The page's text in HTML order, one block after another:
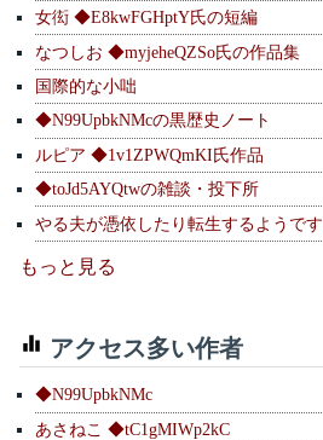
女衒 ◆E8kwFGHptY氏の短編
なつしお ◆myjeheQZSo氏の作品集
国際的な小咄
◆N99UpbkNMcの黒歴史ノート
ルピア ◆1v1ZPWQmKI氏作品
◆toJd5AYQtwの雑談・投下所
やる夫が憑依したり転生するようです
もっと見る
アクセス多い作者
◆N99UpbkNMc
あさねこ ◆tC1gMIWp2kC